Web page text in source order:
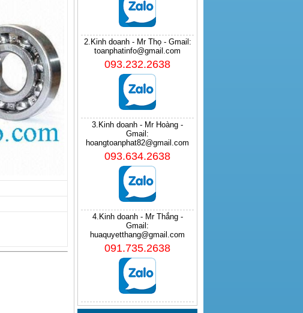
2.Kinh doanh - Mr Thọ - Gmail:
toanphatinfo@gmail.com
093.232.2638
3.Kinh doanh - Mr Hoàng -
Gmail:
hoangtoanphat82@gmail.com
093.634.2638
4.Kinh doanh - Mr Thắng -
Gmail:
huaquyetthang@gmail.com
091.735.2638